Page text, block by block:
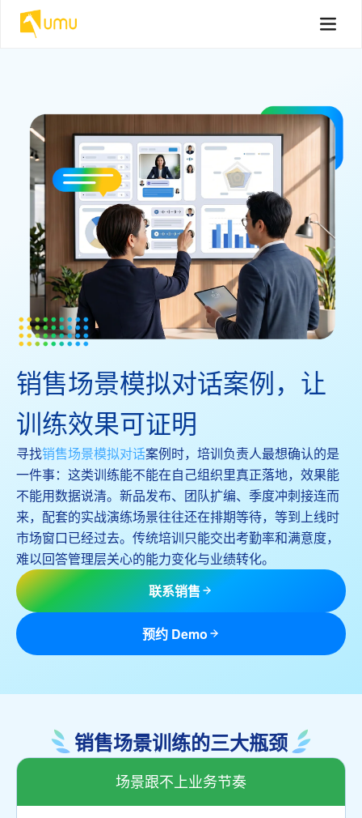
销售场景模拟对话案例，让
训练效果可证明
寻找销售场景模拟对话案例时，培训负责人最想确认的是
一件事：这类训练能不能在自己组织里真正落地，效果能
不能用数据说清。新品发布、团队扩编、季度冲刺接连而
来，配套的实战演练场景往往还在排期等待，等到上线时
市场窗口已经过去。传统培训只能交出考勤率和满意度，
难以回答管理层关心的能力变化与业绩转化。
联系销售
预约 Demo
销售场景训练的三大瓶颈
场景跟不上业务节奏